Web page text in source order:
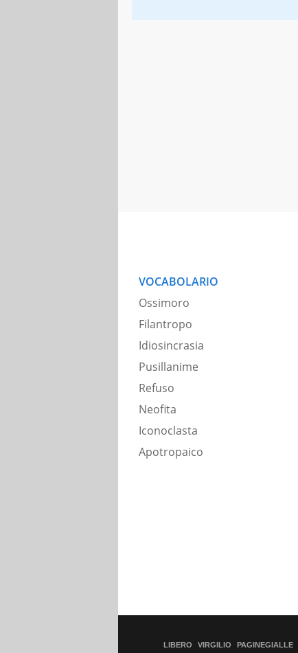
VOCABOLARIO
Ossimoro
Filantropo
Idiosincrasia
Pusillanime
Refuso
Neofita
Iconoclasta
Apotropaico
LIBERO VIRGILIO PAGINEGIALLE